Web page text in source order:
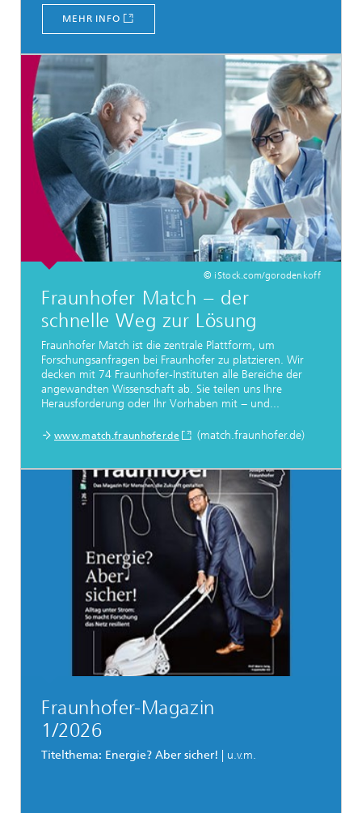
MEHR INFO
© iStock.com/gorodenkoff
Fraunhofer Match − der
schnelle Weg zur Lösung
Fraunhofer Match ist die zentrale Plattform, um
Forschungsanfragen bei Fraunhofer zu platzieren. Wir
decken mit 74 Fraunhofer-Instituten alle Bereiche der
angewandten Wissenschaft ab. Sie teilen uns Ihre
Herausforderung oder Ihr Vorhaben mit − und...
www.match.fraunhofer.de (match.fraunhofer.de)
Fraunhofer-Magazin
1/2026
Titelthema: Energie? Aber sicher! | u.v.m.